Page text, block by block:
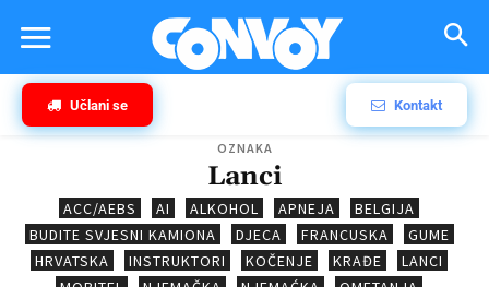
Učlani se Kontakt
OZNAKA
Lanci
ACC/AEBS AI ALKOHOL APNEJA
BELGIJA
BUDITE SVJESNI KAMIONA
DJECA FRANCUSKA
GUME
HRVATSKA
INSTRUKTORI KOČENJE KRAĐE
LANCI